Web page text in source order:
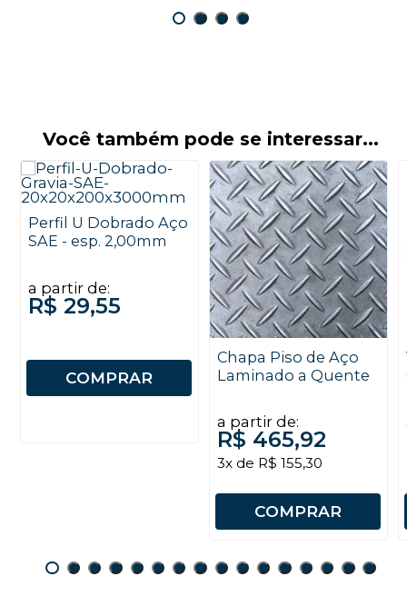
Você também pode se interessar...
Perfil U Dobrado Aço
SAE - esp. 2,00mm
a partir de:
R$ 29,55
COMPRAR
Chapa Piso de Aço
Laminado a Quente
a partir de:
R$ 465,92
3x de R$ 155,30
COMPRAR